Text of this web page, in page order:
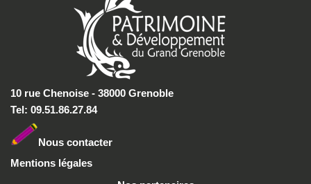
10 rue Chenoise - 38000 Grenoble
Tel: 09.51.86.27.84
Nous contacter
Mentions légales